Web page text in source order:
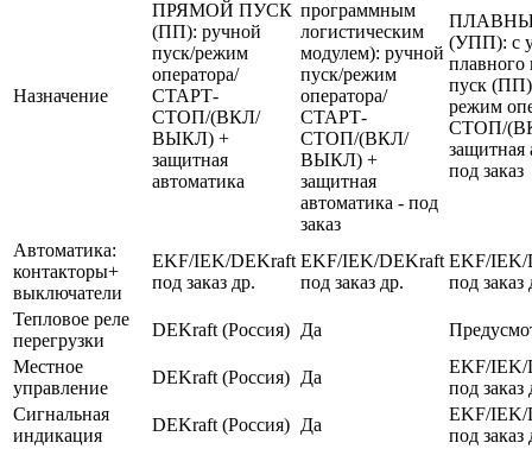
Назначение
ПРЯМОЙ ПУСК
(ПП): ручной
пуск/режим
оператора/
СТАРТ-
СТОП/(ВКЛ/
ВЫКЛ) +
защитная
автоматика
программным
логистическим
модулем): ручной
пуск/режим
оператора/
СТАРТ-
СТОП/(ВКЛ/
ВЫКЛ) +
защитная
автоматика - под
заказ
(УПП): с
плавного
пуск
режим
СТОП/
защитная
под заказ
Автоматика:
контакторы+
выключатели
EKF/IEK/DEKraft
под заказ др.
EKF/IEK/DEKraft
под заказ др.
EKF/IEK/
под заказ
Тепловое реле
перегрузки
DEKraft (Россия) Да
Местное
управление
DEKraft (Россия) Да
EKF/IEK/
под заказ
Сигнальная
индикация
DEKraft (Россия) Да
EKF/IEK/
под заказ